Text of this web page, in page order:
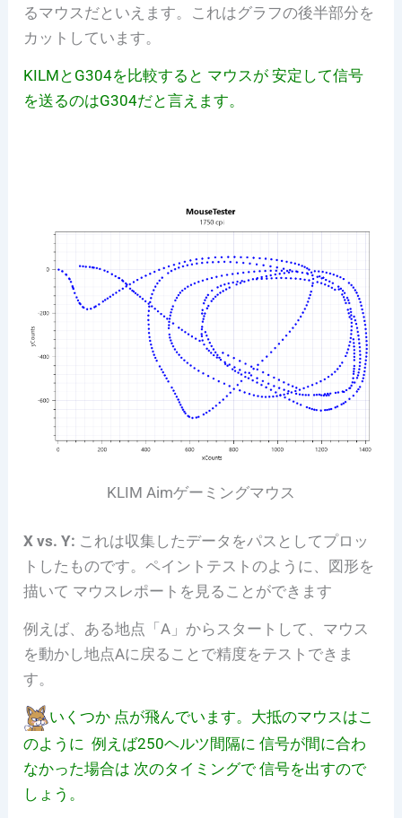
るマウスだといえます。これはグラフの後半部分を
カットしています。
KILMとG304を比較すると マウスが 安定して信号
を送るのはG304だと言えます。
KLIM Aimゲーミングマウス
X vs. Y: これは収集したデータをパスとしてプロッ
トしたものです。ペイントテストのように、図形を
描いて マウスレポートを見ることができます
例えば、ある地点「A」からスタートして、マウス
を動かし地点Aに戻ることで精度をテストできま
す。
いくつか 点が飛んでいます。大抵のマウスはこ
のように 例えば250ヘルツ間隔に 信号が間に合わ
なかった場合は 次のタイミングで 信号を出すので
しょう。